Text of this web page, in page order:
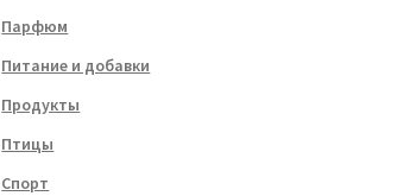
Парфюм
Питание и добавки
Продукты
Птицы
Спорт